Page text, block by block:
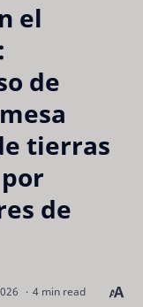
el
de
tierras
de
4 min read